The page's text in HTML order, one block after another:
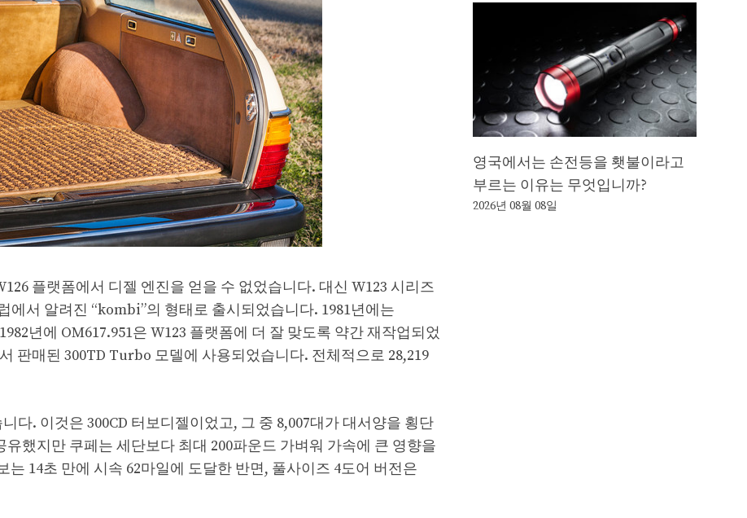
플랫폼에서 디젤 엔진을 얻을 수 없었습니다. 대신 W123 시리즈
서 알려진 “kombi”의 형태로 출시되었습니다. 1981년에는
년에 OM617.951은 W123 플랫폼에 더 잘 맞도록 약간 재작업되었
판매된 300TD Turbo 모델에 사용되었습니다. 전체적으로 28,219
다. 이것은 300CD 터보디젤이었고, 그 중 8,007대가 대서양을 횡단
했지만 쿠페는 세단보다 최대 200파운드 가벼워 가속에 큰 영향을
14초 만에 시속 62마일에 도달한 반면, 풀사이즈 4도어 버전은
영국에서는 손전등을 횃불이라고
부르는 이유는 무엇입니까?
2026년 08월 08일